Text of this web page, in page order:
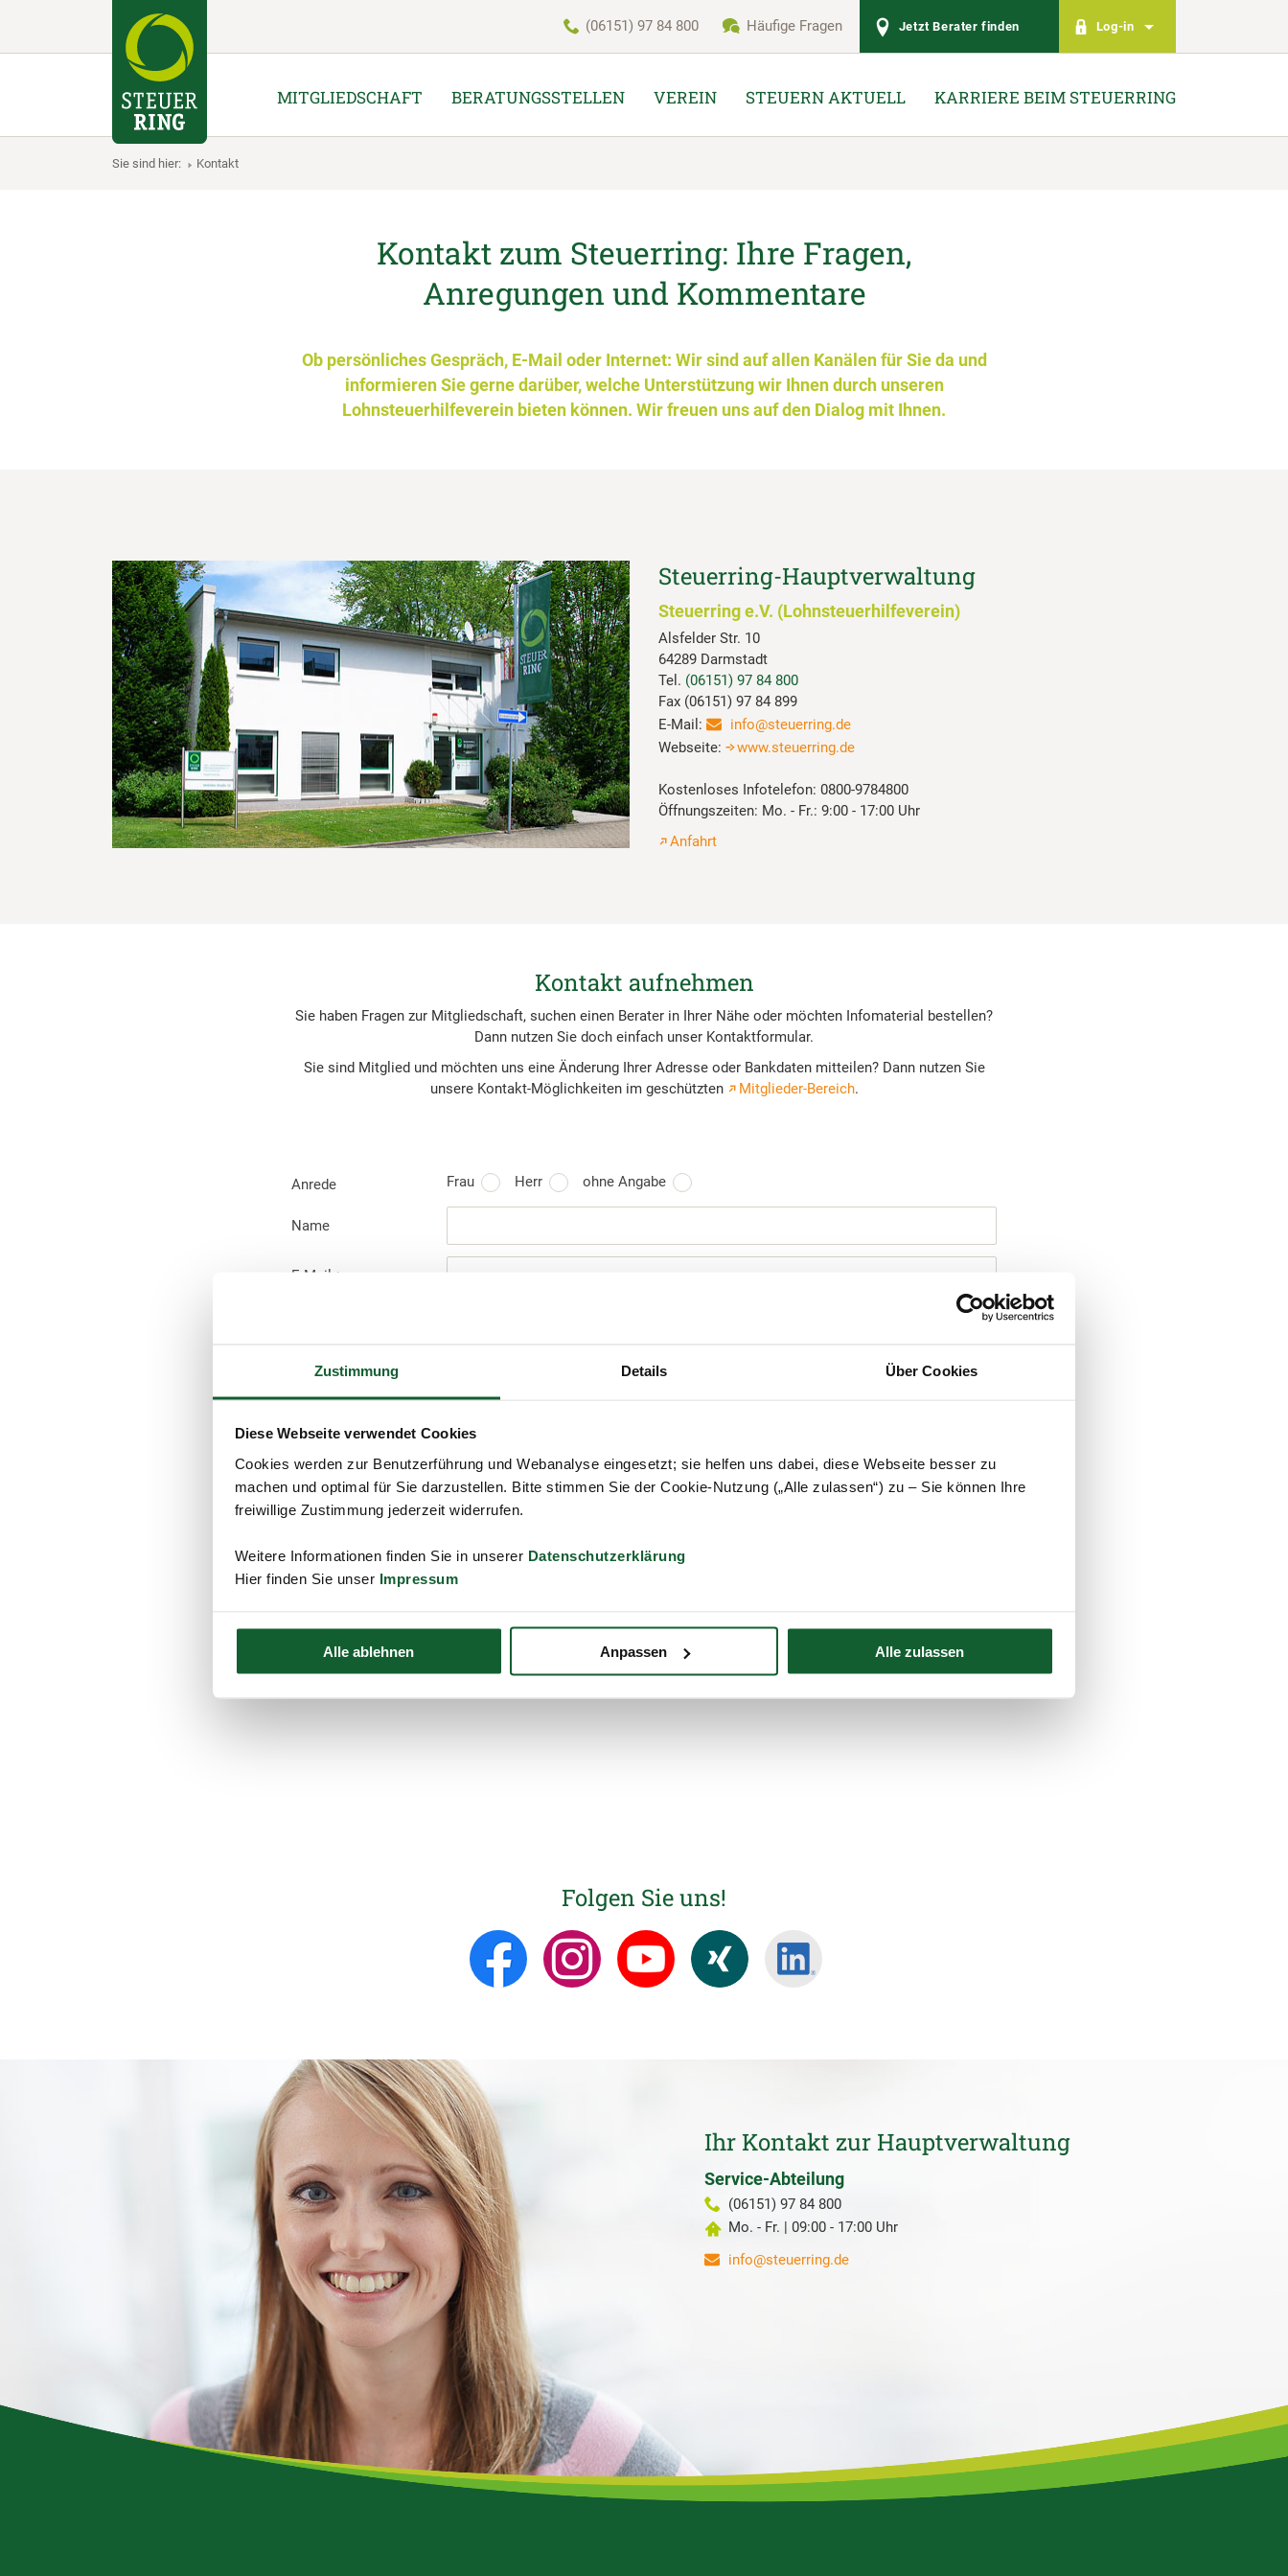
Zustimmung Details Über Cookies
Diese Webseite verwendet Cookies
Cookies werden zur Benutzerführung und Webanalyse eingesetzt; sie helfen uns dabei, diese Webseite besser zu
machen und optimal für Sie darzustellen. Bitte stimmen Sie der Cookie-Nutzung („Alle zulassen“) zu – Sie können Ihre
freiwillige Zustimmung jederzeit widerrufen.
Weitere Informationen finden Sie in unserer Datenschutzerklärung
Hier finden Sie unser Impressum
Alle ablehnen Anpassen Alle zulassen
(06151) 97 84 800 Häufige Fragen Jetzt Berater finden Log-in
MITGLIEDSCHAFT BERATUNGSSTELLEN VEREIN STEUERN AKTUELL KARRIERE BEIM STEUERRING
Sie sind hier: Kontakt
Kontakt zum Steuerring: Ihre Fragen,
Anregungen und Kommentare
Ob persönliches Gespräch, E-Mail oder Internet: Wir sind auf allen Kanälen für Sie da und
informieren Sie gerne darüber, welche Unterstützung wir Ihnen durch unseren
Lohnsteuerhilfeverein bieten können. Wir freuen uns auf den Dialog mit Ihnen.
Steuerring-Hauptverwaltung
Steuerring e.V. (Lohnsteuerhilfeverein)
Alsfelder Str. 10
64289 Darmstadt
Tel. (06151) 97 84 800
Fax (06151) 97 84 899
E-Mail:
info@steuerring.de
Webseite:
www.steuerring.de
Kostenloses Infotelefon: 0800-9784800
Öffnungszeiten: Mo. - Fr.: 9:00 - 17:00 Uhr
Anfahrt
Kontakt aufnehmen
Sie haben Fragen zur Mitgliedschaft, suchen einen Berater in Ihrer Nähe oder möchten Infomaterial bestellen?
Dann nutzen Sie doch einfach unser Kontaktformular.
Sie sind Mitglied und möchten uns eine Änderung Ihrer Adresse oder Bankdaten mitteilen? Dann nutzen Sie
unsere Kontakt-Möglichkeiten im geschützten
Mitglieder-Bereich.
Anrede Frau Herr ohne Angabe
Name
E-Mail *
Nachricht
Datenschutz-
Einwilligung *
Ich bin mit der Verarbeitung meiner personenbezogenen Daten zum Zwecke der
Kontaktaufnahme einverstanden. Meine Einwilligung erfolgt freiwillig. Weitere
Informationen enthält unsere Datenschutzerklärung.
übertragen.
Folgen Sie uns!
Ihr Kontakt zur Hauptverwaltung
Service-Abteilung
(06151) 97 84 800
Mo. - Fr. | 09:00 - 17:00 Uhr
info@steuerring.de